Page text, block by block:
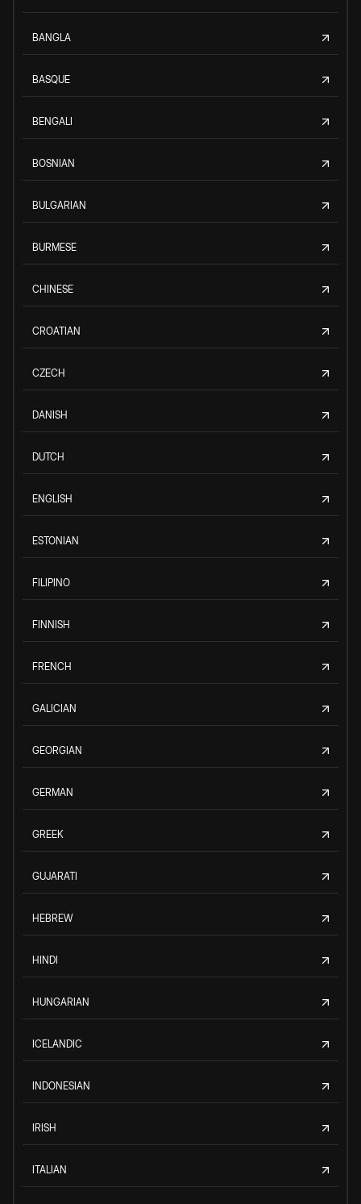
BANGLA
BASQUE
BENGALI
BOSNIAN
BULGARIAN
BURMESE
CHINESE
CROATIAN
CZECH
DANISH
DUTCH
ENGLISH
ESTONIAN
FILIPINO
FINNISH
FRENCH
GALICIAN
GEORGIAN
GERMAN
GREEK
GUJARATI
HEBREW
HINDI
HUNGARIAN
ICELANDIC
INDONESIAN
IRISH
ITALIAN